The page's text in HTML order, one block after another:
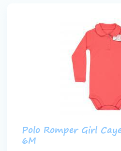
Polo Romper Girl
6M